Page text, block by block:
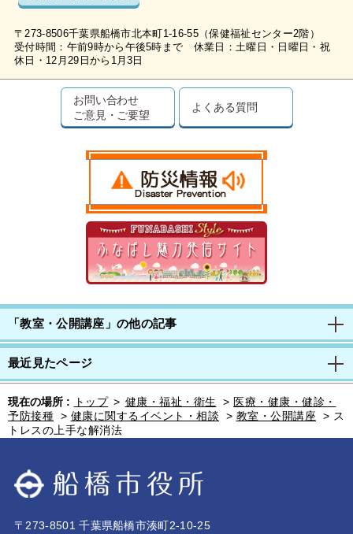
〒273-8506千葉県船橋市北本町1-16-55（保健福祉センター2階）
受付時間：午前9時から午後5時まで 休業日：土曜日・日曜日・祝
休日・12月29日から1月3日
お問い合わせ
ご意見・ご要望
よくある質問
「教室・公開講座」の他の記事
最近見たページ
現在の場所 : トップ > 健康・福祉・衛生 > 医療・健康・健診・
予防接種 > 健康に関するイベント・相談 > 教室・公開講座 > ス
トレスの上手な解消法
〒273-8501 千葉県船橋市湊町2-10-25